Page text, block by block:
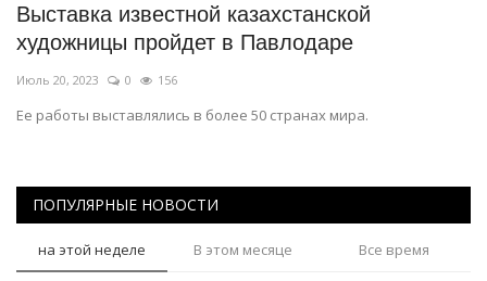
Выставка известной казахстанской
художницы пройдет в Павлодаре
Июль 20, 2023 0 156
Ее работы выставлялись в более 50 странах мира.
ПОПУЛЯРНЫЕ НОВОСТИ
на этой неделе В этом месяце Все время